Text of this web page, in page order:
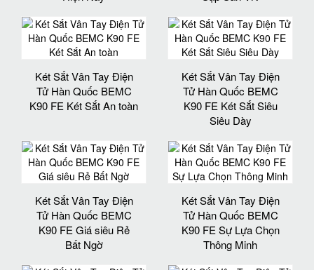
Két Sắt Vân Tay Điện
Tử Hàn Quốc BEMC
K90 FE Két Sắt An toàn
Két Sắt Vân Tay Điện
Tử Hàn Quốc BEMC
K90 FE Két Sắt Siêu
Siêu Dày
Két Sắt Vân Tay Điện
Tử Hàn Quốc BEMC
K90 FE Giá siêu Rẻ
Bất Ngờ
Két Sắt Vân Tay Điện
Tử Hàn Quốc BEMC
K90 FE Sự Lựa Chọn
Thông Minh